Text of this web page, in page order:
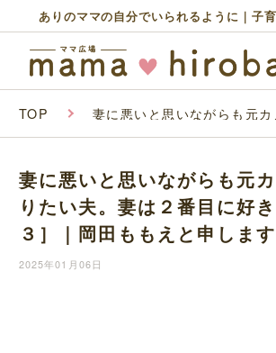
ありのママの自分でいられるように｜子
TOP 妻に悪いと思いながらも元
えと申します
妻に悪いと思いながらも元
りたい夫。妻は２番目に好
３］｜岡田ももえと申します
2025年01月06日